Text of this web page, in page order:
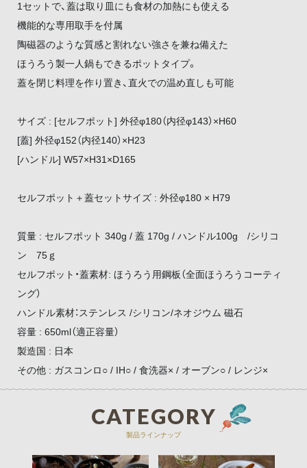
1セットで、蓋は取り皿にも食材の加熱にも使える
機能的な専用取手を付属
陶磁器のような質感と割れない強さを兼ね備えた
ほうろう製一人鍋もできるポットタイプ。
蓋を閉じ料理を作り置き、直火での温め直しも可能
サイズ : [セルフポット] 外径φ180（内径φ143）×H60
[蓋] 外径φ152（内径140）×H23
[ハンドル] W57×H31×D165
セルフポット＋蓋セットサイズ : 外径φ180 × H79
質量 : セルフポット 340g / 蓋 170g / ハンドル100g /シリコ
ン 75ｇ
セルフポット・蓋素材: ほうろう用鋼板（全面ほうろうコーティ
ング）
ハンドル素材：ステンレス /シリコン/ネオジウム 磁石
容量 : 650ml（適正容量）
製造国 : 日本
その他 : ガスコンロ○ / IH○ / 食洗器× / オーブン○ / レンジ×
CATEGORY
製品ラインナップ